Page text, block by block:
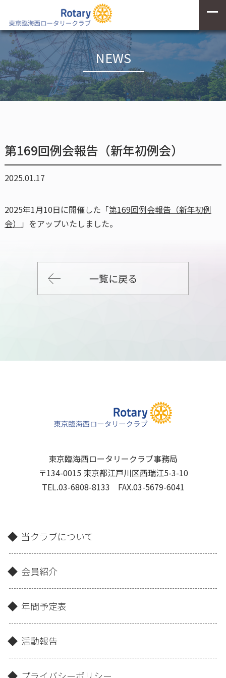
NEWS
第169回例会報告（新年初例会）
2025.01.17
2025年1月10日に開催した「第169回例会報告（新年初例
会）
」をアップいたしました。
一覧に戻る
東京臨海西ロータリークラブ事務局
〒134-0015 東京都江戸川区西瑞江5-3-10
TEL.03-6808-8133 FAX.03-5679-6041
当クラブについて
会員紹介
年間予定表
活動報告